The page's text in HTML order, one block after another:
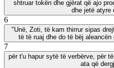
shtruar tokën dhe gjërat që ajo
dhe jetë atyre
6
"Unë, Zoti, të kam thirrur sipas
të të ruaj dhe do të bëj
7
për t'u hapur sytë të verbërve, për
ata që